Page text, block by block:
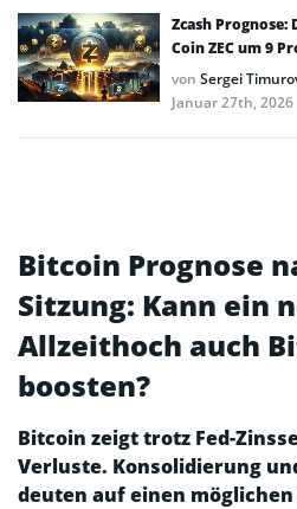
Zcash
Coin ZEC um 9
von Sergei
Januar 27th, 2026
Bitcoin Prognose
Sitzung: Kann ein
Allzeithoch auch
boosten?
Bitcoin zeigt trotz Fed-
Verluste. Konsolidierung
deuten auf einen